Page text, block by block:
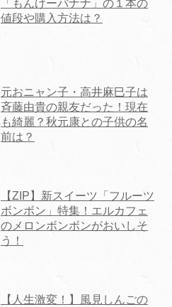
「もんげーバナナ」の１本の
値段や購入方法は？
元おニャン子・高井麻巳子は
斉藤由貴の親友だった！現在
も綺麗？秋元康との子供の名
前は？
【ZIP】新スイーツ「フルーツ
ボンボン」特集！エルカフェ
のメロンボンボンがおいしそ
う！
【人生激変！】風見しんごの